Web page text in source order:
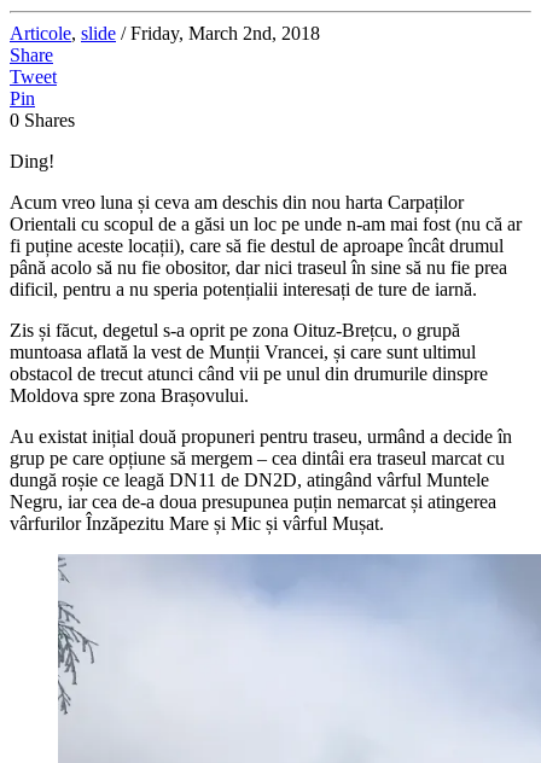
Articole, slide / Friday, March 2nd, 2018
Share
Tweet
Pin
0 Shares
Ding!
Acum vreo luna și ceva am deschis din nou harta Carpaților
Orientali cu scopul de a găsi un loc pe unde n-am mai fost (nu că ar
fi puține aceste locații), care să fie destul de aproape încât drumul
până acolo să nu fie obositor, dar nici traseul în sine să nu fie prea
dificil, pentru a nu speria potențialii interesați de ture de iarnă.
Zis și făcut, degetul s-a oprit pe zona Oituz-Brețcu, o grupă
muntoasa aflată la vest de Munții Vrancei, și care sunt ultimul
obstacol de trecut atunci când vii pe unul din drumurile dinspre
Moldova spre zona Brașovului.
Au existat inițial două propuneri pentru traseu, urmând a decide în
grup pe care opțiune să mergem – cea dintâi era traseul marcat cu
dungă roșie ce leagă DN11 de DN2D, atingând vârful Muntele
Negru, iar cea de-a doua presupunea puțin nemarcat și atingerea
vârfurilor Înzăpezitu Mare și Mic și vârful Mușat.